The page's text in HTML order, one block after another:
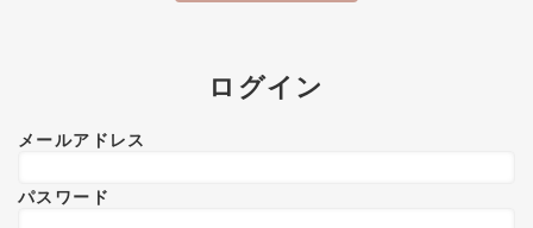
ログイン
メールアドレス
パスワード